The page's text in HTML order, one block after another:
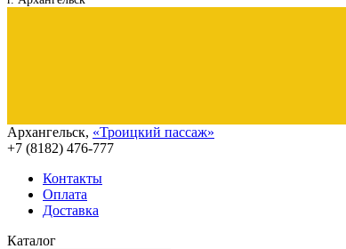
Архангельск, «Троицкий пассаж»
+7 (8182) 476-777
Контакты
Оплата
Доставка
Каталог